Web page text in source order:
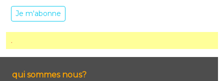
Je m'abonne
.
qui sommes nous?